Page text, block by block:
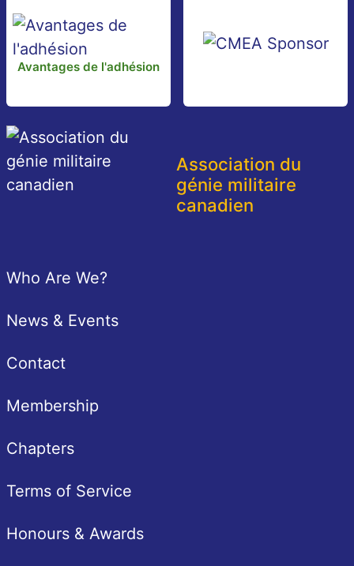
Avantages de l'adhésion
Association du
génie militaire
canadien
Who Are We?
News & Events
Contact
Membership
Chapters
Terms of Service
Honours & Awards